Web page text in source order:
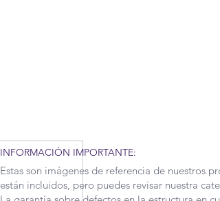
INFORMACIÓN IMPORTANTE:
Estas son imágenes de referencia de nuestros
están incluidos, pero puedes revisar nuestra